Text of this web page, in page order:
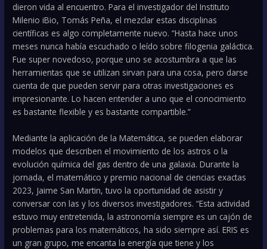
dieron vida al encuentro. Para el investigador del Instituto
Milenio iBio, Tomás Peña, el mezclar estas disciplinas
científicas es algo completamente nuevo. “Hasta hace unos
meses nunca había escuchado o leído sobre filogenia galáctica.
Fue super novedoso, porque uno se acostumbra a que las
herramientas que se utilizan sirvan para una cosa, pero darse
cuenta de que pueden servir para otras investigaciones es
impresionante. Lo hacen entender a uno que el conocimiento
es bastante flexible y es bastante compartible.”
Mediante la aplicación de la Matemática, se pueden elaborar
modelos que describen el movimiento de los astros o la
evolución química del gas dentro de una galaxia. Durante la
jornada, el matemático y premio nacional de ciencias exactas
2023, Jaime San Martin, tuvo la oportunidad de asistir y
conversar con las y los diversos investigadores. “Esta actividad
estuvo muy entretenida, la astronomía siempre es un cajón de
problemas para los matemáticos, ha sido siempre así. ERIS es
un gran grupo, me encanta la energía que tiene y los